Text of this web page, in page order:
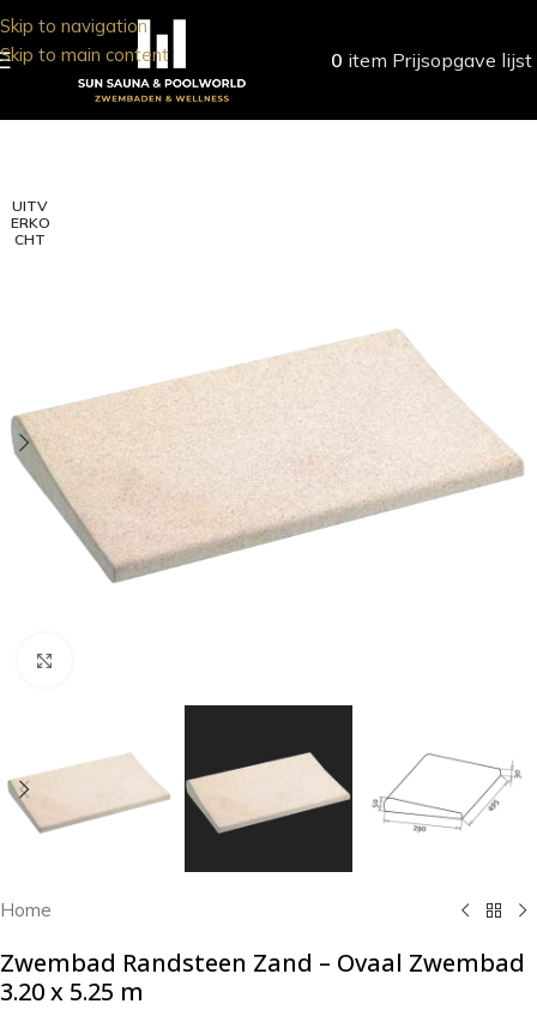
Skip to navigation
Skip to main content
0 item Prijsopgave lijst
UITV
ERKO
CHT
Home
Zwembad Randsteen Zand – Ovaal Zwembad
3.20 x 5.25 m